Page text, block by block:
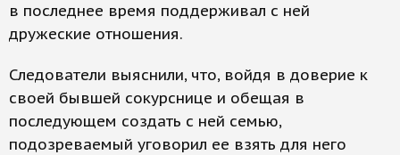
в последнее время поддерживал с ней
дружеские отношения.
Следователи выяснили, что, войдя в доверие к
своей бывшей сокурснице и обещая в
последующем создать с ней семью,
подозреваемый уговорил ее взять для него